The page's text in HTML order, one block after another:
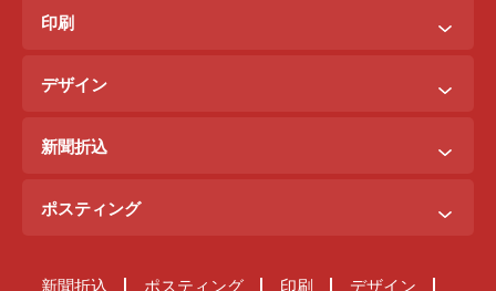
折込チラシ＋駅看板
折込配布効きドコロ
印刷効きドコロ
印刷
B3料金
B4料金
デザイン
原稿を作るには？
サンプルデザイン
新聞折込
ご注文までの流れ
ポスティング
新聞折込 ポスティング 印刷 デザイン